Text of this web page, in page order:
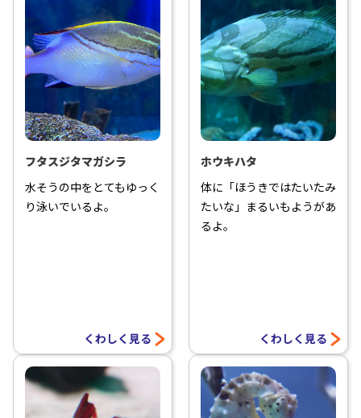
フタスジタマガシラ
水そうの中をとてもゆっく
り泳いでいるよ。
くわしく見る
ホウキハタ
体に「ほうきではたいたみ
たいな」まるいもようがあ
るよ。
くわしく見る